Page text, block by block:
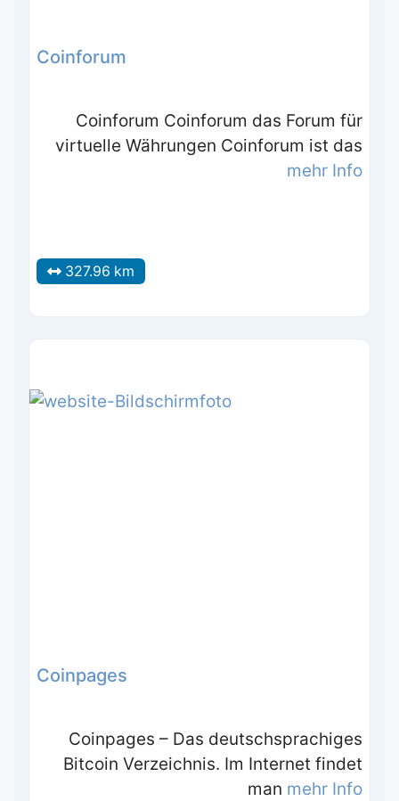
Coinforum
Coinforum Coinforum das Forum für
virtuelle Währungen Coinforum ist das
mehr Info
327.96 km
Coinpages
Coinpages – Das deutschsprachiges
Bitcoin Verzeichnis. Im Internet findet
man mehr Info